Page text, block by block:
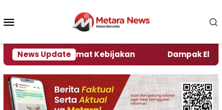
konten
News Update
Kata Pengamat Kebijakan Dampak El Nino,